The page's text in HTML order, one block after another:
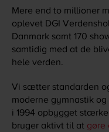
Mere end to millioner
oplevet DGI
Danmark samt 170
samtidig med at de
hele verden.
Vi sætter standarden
moderne gymnastik
i 1994 opbygget
bruger aktivt til at gøre